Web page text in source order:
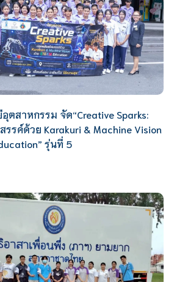
ตสาหกรรม จัด“Creative Sparks:
รค์ด้วย Karakuri & Machine Vision
รุ่นที่ 5